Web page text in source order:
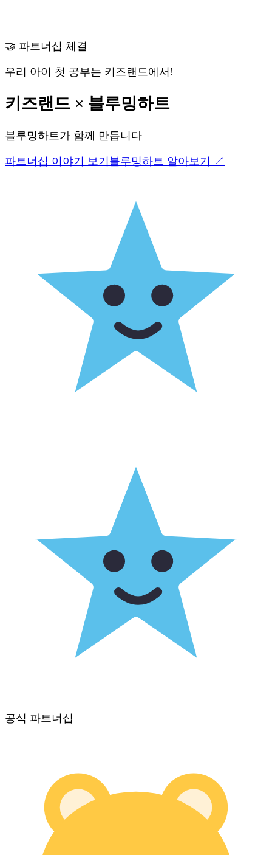
🤝 파트너십 체결
우리 아이 첫 공부는 키즈랜드에서!
키즈랜드 × 블루밍하트
블루밍하트 가 함께 만듭니다
파트너십 이야기 보기 블루밍하트 알아보기 ↗
공식 파트너십